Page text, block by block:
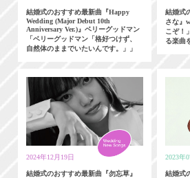
結婚式のおすすめ最新曲『Happy
Wedding (Major Debut 10th
Anniversary Ver.)』ベリーグッドマン
「ベリーグッドマン「格好つけず、
自然体のままでいたいんです。」」
結婚式
さな』
こぞ！
る楽曲
2024年12月19日
結婚式のおすすめ最新曲『勿忘草』
2023年
結婚式